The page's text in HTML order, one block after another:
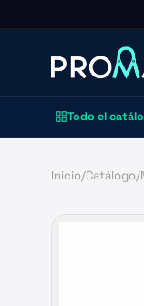
Todo el
Inicio/Catálogo/